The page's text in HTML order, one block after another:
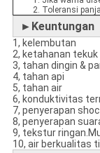
2. Toleransi
►Keuntungan
1, kelembutan
2, ketahanan tekuk
3, tahan dingin &
4, tahan api
5, tahan air
6, konduktivitas
7, penyerapan
8, penyerapan
9, tekstur
10, air berkualitas